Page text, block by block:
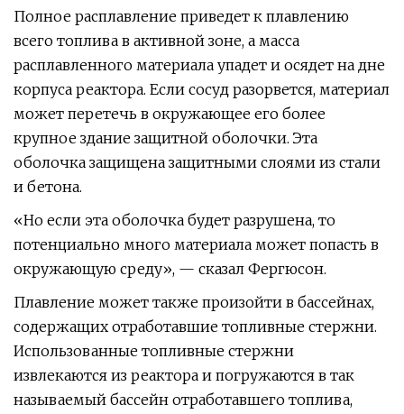
Полное расплавление приведет к плавлению
всего топлива в активной зоне, а масса
расплавленного материала упадет и осядет на дне
корпуса реактора. Если сосуд разорвется, материал
может перетечь в окружающее его более
крупное здание защитной оболочки. Эта
оболочка защищена защитными слоями из стали
и бетона.
«Но если эта оболочка будет разрушена, то
потенциально много материала может попасть в
окружающую среду», — сказал Фергюсон.
Плавление может также произойти в бассейнах,
содержащих отработавшие топливные стержни.
Использованные топливные стержни
извлекаются из реактора и погружаются в так
называемый бассейн отработавшего топлива,